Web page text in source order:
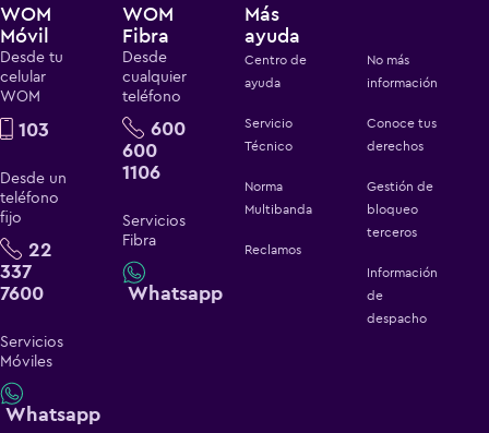
WOM
Móvil
Desde tu
celular
WOM
103
Desde un
teléfono
fijo
22
337
7600
Servicios
Móviles
Whatsapp
WOM
Fibra
Desde
cualquier
teléfono
600
600
1106
Servicios
Fibra
Whatsapp
Más
ayuda
Centro de
ayuda
Servicio
Técnico
Norma
Multibanda
Reclamos
No más
información
Conoce tus
derechos
Gestión de
bloqueo
terceros
Información
de
despacho